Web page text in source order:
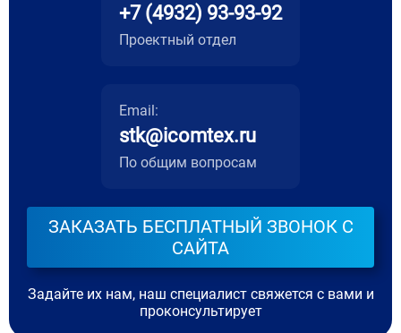
+7 (4932) 93-93-92
Проектный отдел
Email:
stk@icomtex.ru
По общим вопросам
ЗАКАЗАТЬ БЕСПЛАТНЫЙ ЗВОНОК С
САЙТА
Задайте их нам, наш специалист свяжется с вами и
проконсультирует